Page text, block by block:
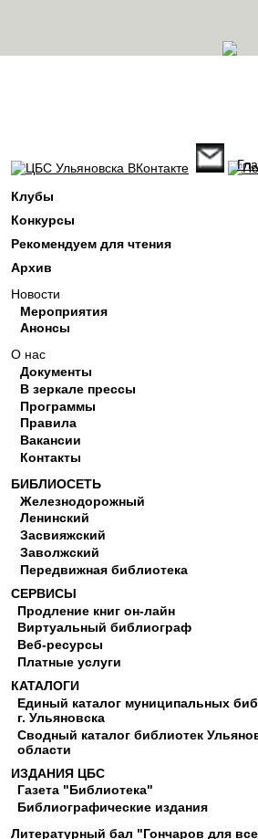
Клубы
Конкурсы
Рекомендуем для чтения
Архив
Новости
Мероприятия
Анонсы
О нас
Документы
В зеркале прессы
Программы
Правила
Вакансии
Контакты
БИБЛИОСЕТЬ
Железнодорожный
Ленинский
Засвияжский
Заволжский
Передвижная библиотека
СЕРВИСЫ
Продление книг он-лайн
Виртуальный библиограф
Веб-ресурсы
Платные услуги
КАТАЛОГИ
Единый каталог муниципальных
г. Ульяновска
Сводный каталог библиотек
области
ИЗДАНИЯ ЦБС
Газета "Библиотека"
Библиографические издания
Литературный бал "Гончаров для